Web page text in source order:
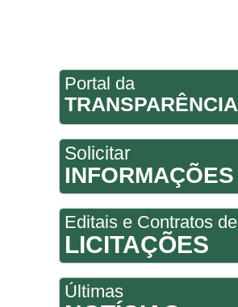
Portal da
TRANSPARÊNCIA
Solicitar
INFORMAÇÕES
Editais e Contratos de
LICITAÇÕES
Últimas